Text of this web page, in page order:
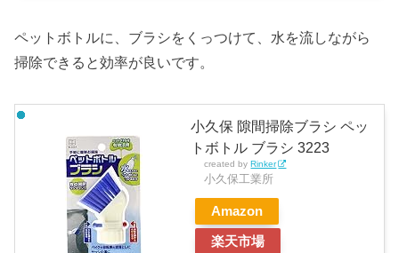
ペットボトルに、ブラシをくっつけて、水を流しながら
掃除できると効率が良いです。
小久保 隙間掃除ブラシ ペッ
トボトル ブラシ 3223
created byRinker
小久保工業所
Amazon
楽天市場